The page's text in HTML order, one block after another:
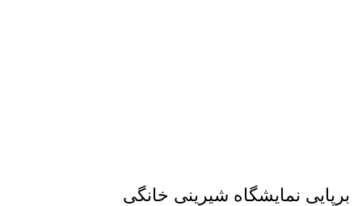
برپایی نمایشگاه شیرینی خانگی